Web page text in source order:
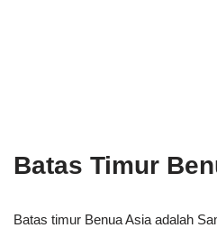
Batas Timur
Batas timur Benua Asia adalah